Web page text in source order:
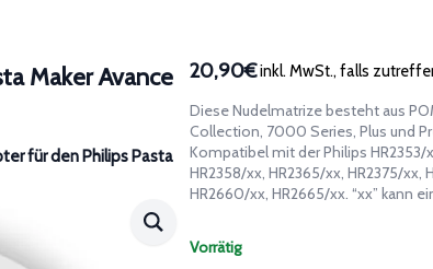
Maker Avance
für den Philips Pasta
20,90€inkl. MwSt., falls
Diese Nudelmatrize besteht aus
Collection, 7000 Series, Plus und
Kompatibel mit der Philips HR2353/
HR2358/xx, HR2365/xx, HR2375/xx,
HR2660/xx, HR2665/xx. “xx” kann
Vorrätig